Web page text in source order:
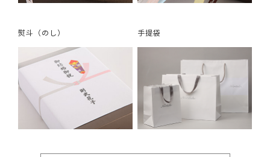
熨斗（のし） 手提袋